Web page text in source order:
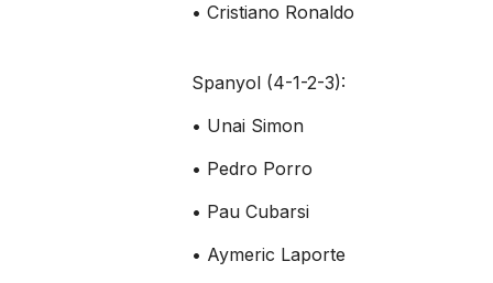
• Cristiano Ronaldo
Spanyol (4-1-2-3):
• Unai Simon
• Pedro Porro
• Pau Cubarsi
• Aymeric Laporte